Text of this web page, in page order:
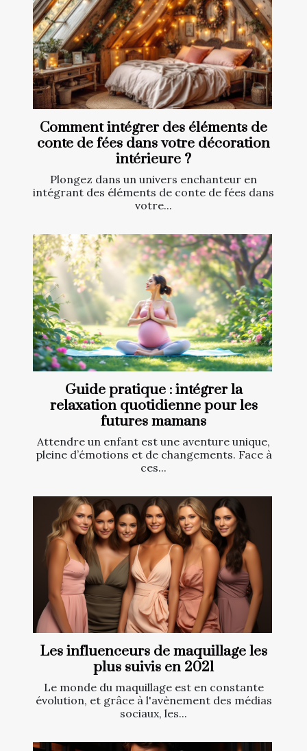
Comment intégrer des éléments de
conte de fées dans votre décoration
intérieure ?
Plongez dans un univers enchanteur en
intégrant des éléments de conte de fées dans
votre...
Guide pratique : intégrer la
relaxation quotidienne pour les
futures mamans
Attendre un enfant est une aventure unique,
pleine d’émotions et de changements. Face à
ces...
Les influenceurs de maquillage les
plus suivis en 2021
Le monde du maquillage est en constante
évolution, et grâce à l'avènement des médias
sociaux, les...